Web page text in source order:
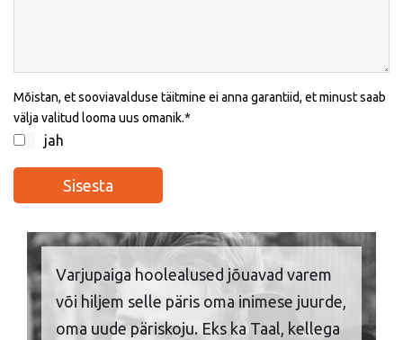
Mõistan, et sooviavalduse täitmine ei anna garantiid, et minust saab
välja valitud looma uus omanik.
jah
Varjupaiga hoolealused jõuavad varem
või hiljem selle päris oma inimese juurde,
oma uude päriskoju. Eks ka Taal, kellega